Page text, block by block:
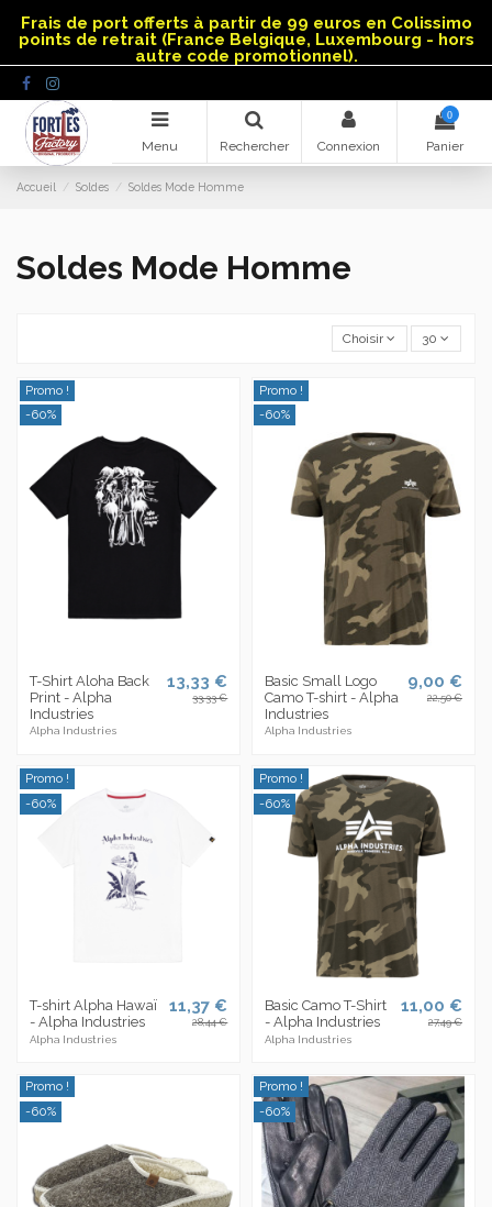
Frais de port offerts à partir de 99 euros en Colissimo
points de retrait (France Belgique, Luxembourg - hors
autre code promotionnel).
Menu Rechercher Connexion
0
Panier
Accueil Soldes Soldes Mode Homme
Soldes Mode Homme
Choisir 30
Promo !
-60%
T-Shirt Aloha Back
Print - Alpha
Industries
Alpha Industries
13,33 €
33,33 €
Promo !
-60%
Basic Small Logo
Camo T-shirt - Alpha
Industries
Alpha Industries
9,00 €
22,50 €
Promo !
-60%
T-shirt Alpha Hawaï
- Alpha Industries
Alpha Industries
11,37 €
28,44 €
Promo !
-60%
Basic Camo T-Shirt
- Alpha Industries
Alpha Industries
11,00 €
27,49 €
Promo !
-60%
Promo !
-60%